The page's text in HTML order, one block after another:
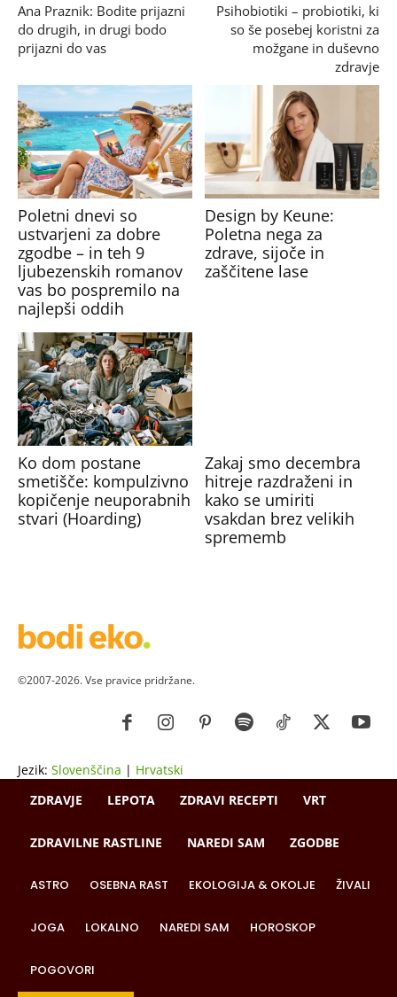
Ana Praznik: Bodite prijazni
do drugih, in drugi bodo
prijazni do vas
Psihobiotiki – probiotiki, ki
so še posebej koristni za
možgane in duševno
zdravje
Poletni dnevi so
ustvarjeni za dobre
zgodbe – in teh 9
ljubezenskih romanov
vas bo pospremilo na
najlepši oddih
Design by Keune:
Poletna nega za
zdrave, sijoče in
zaščitene lase
Ko dom postane
smetišče: kompulzivno
kopičenje neuporabnih
stvari (Hoarding)
Zakaj smo decembra
hitreje razdraženi in
kako se umiriti
vsakdan brez velikih
sprememb
©2007-2026. Vse pravice pridržane.
Jezik: Slovenščina | Hrvatski
ZDRAVJE
LEPOTA ZDRAVI RECEPTI VRT
ZDRAVILNE RASTLINE NAREDI SAM ZGODBE
ASTRO OSEBNA RAST EKOLOGIJA & OKOLJE ŽIVALI
JOGA LOKALNO NAREDI SAM HOROSKOP
POGOVORI